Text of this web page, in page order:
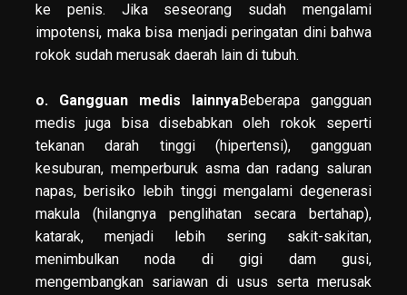
ke penis. Jika seseorang sudah mengalami
impotensi, maka bisa menjadi peringatan dini bahwa
rokok sudah merusak daerah lain di tubuh.
o. Gangguan medis lainnyaBeberapa gangguan
medis juga bisa disebabkan oleh rokok seperti
tekanan darah tinggi (hipertensi), gangguan
kesuburan, memperburuk asma dan radang saluran
napas, berisiko lebih tinggi mengalami degenerasi
makula (hilangnya penglihatan secara bertahap),
katarak, menjadi lebih sering sakit-sakitan,
menimbulkan noda di gigi dam gusi,
mengembangkan sariawan di usus serta merusak